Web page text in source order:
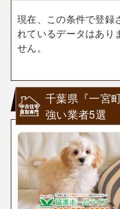
現在、この条件で登録
れているデータはあり
せん。
千葉県『一宮
強い業者5選